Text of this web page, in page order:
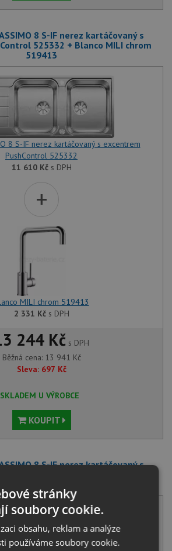
8 S-IF nerez kartáčovaný s
525332 + Blanco MILI chrom
519413
8 S-IF nerez kartáčovaný s excentrem
PushControl 525332
11 610 Kčs DPH
+
MILI chrom 519413
2 331 Kčs DPH
244 Kč s DPH
Běžná cena: 13 941 Kč
Sleva: 697 Kč
SKLADEM U VÝROBCE
KOUPIT
8 S-IF nerez kartáčovaný s
stránky
soubory cookie.
obsahu, reklam a analýze
používáme soubory cookie.